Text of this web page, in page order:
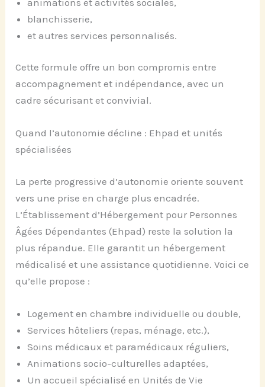
blanchisserie,
et autres services personnalisés.
Cette formule offre un bon compromis entre
accompagnement et indépendance, avec un
cadre sécurisant et convivial.
Quand l’autonomie décline : Ehpad et unités
spécialisées
La perte progressive d’autonomie oriente souvent
vers une prise en charge plus encadrée.
L’Établissement d’Hébergement pour Personnes
Âgées Dépendantes (Ehpad) reste la solution la
plus répandue. Elle garantit un hébergement
médicalisé et une assistance quotidienne. Voici ce
qu’elle propose :
Logement en chambre individuelle ou double,
Services hôteliers (repas, ménage, etc.),
Soins médicaux et paramédicaux réguliers,
Animations socio-culturelles adaptées,
Un accueil spécialisé en Unités de Vie